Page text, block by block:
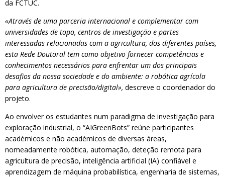
da FCTUC.
«Através de uma parceria internacional e complementar com
universidades de topo, centros de investigação e partes
interessadas relacionadas com a agricultura, dos diferentes países,
esta Rede Doutoral tem como objetivo fornecer competências e
conhecimentos necessários para enfrentar um dos principais
desafios da nossa sociedade e do ambiente: a robótica agrícola
para agricultura de precisão/digital», descreve o coordenador do
projeto.
Ao envolver os estudantes num paradigma de investigação para
exploração industrial, o “AIGreenBots” reúne participantes
académicos e não académicos de diversas áreas,
nomeadamente robótica, automação, deteção remota para
agricultura de precisão, inteligência artificial (IA) confiável e
aprendizagem de máquina probabilística, engenharia de sistemas,